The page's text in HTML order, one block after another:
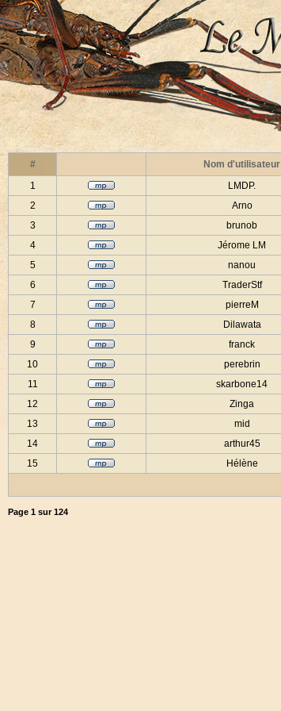
# Nom d'utilisateur
1
LMDP.
2
Arno
3
brunob
4
Jérome LM
5
nanou
6
TraderStf
7
pierreM
8
Dilawata
9
franck
10
perebrin
11
skarbone14
12
Zinga
13
mid
14
arthur45
15
Hélène
Page 1 sur124